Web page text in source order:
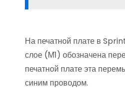
На печатной плате в
слое (М1) обозначена
печатной плате эта
синим проводом.